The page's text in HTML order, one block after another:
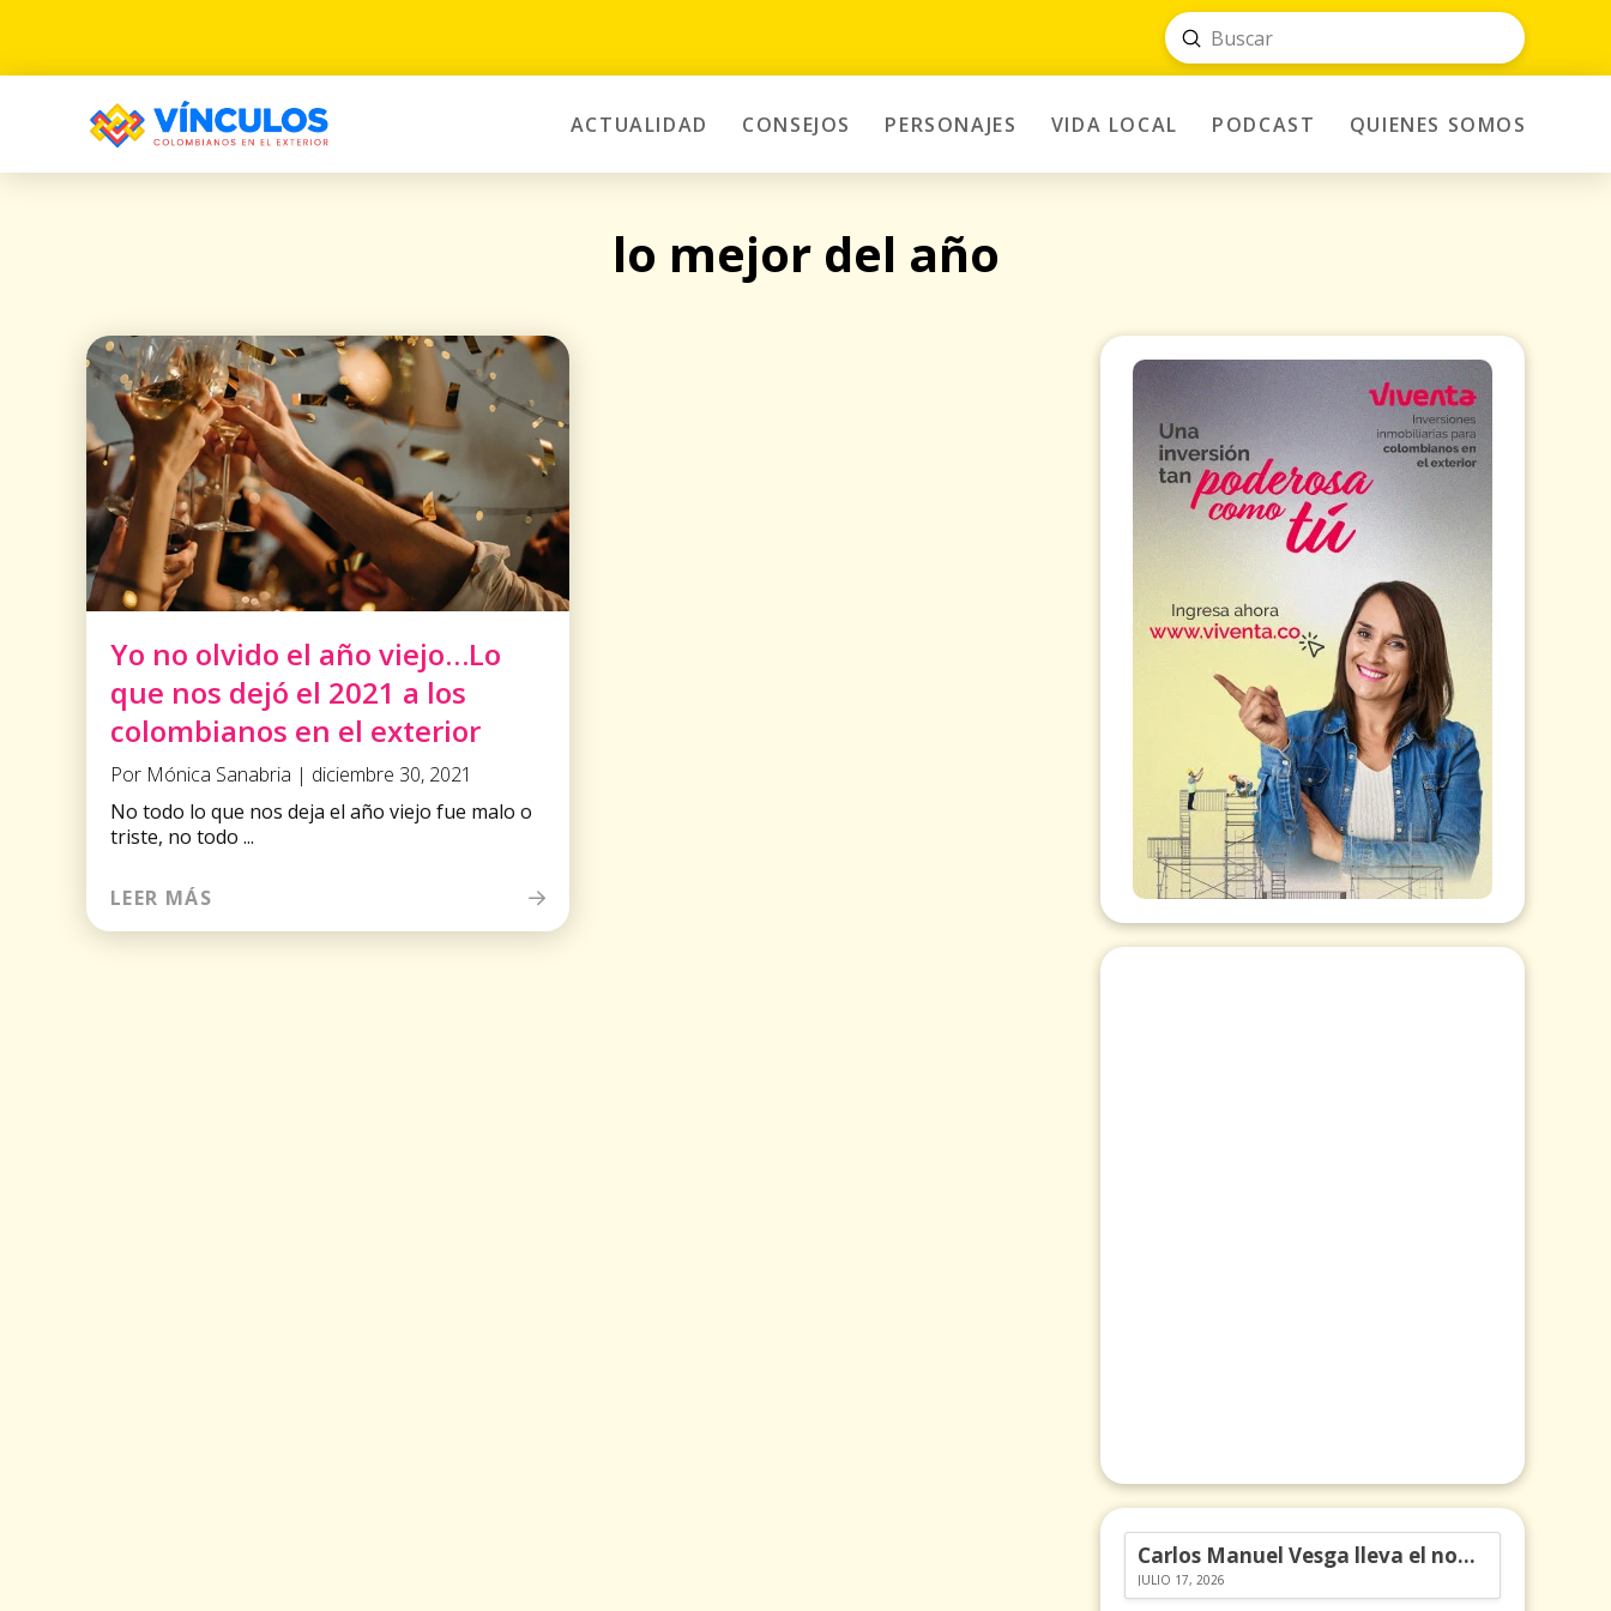
Search
Submit
ACTUALIDAD CONSEJOS PERSONAJES VIDA LOCAL PODCAST QUIENES SOMOS
lo mejor del año
Yo no olvido el año viejo…Lo
que nos dejó el 2021 a los
colombianos en el exterior
Por Mónica Sanabria | diciembre 30, 2021
No todo lo que nos deja el año viejo fue malo o
triste, no todo ...
LEER MÁS
Carlos Manuel Vesga lleva el nombre de Colombia a los Emmy
JULIO 17, 2026